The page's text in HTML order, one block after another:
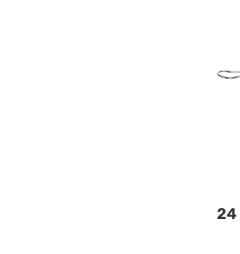
סיר מולטיקוקר 4 ב-1 24